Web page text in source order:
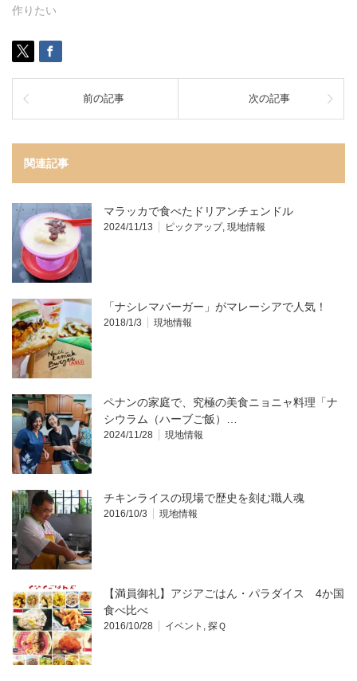
作りたい
前の記事 次の記事
関連記事
マラッカで食べたドリアンチェンドル
2024/11/13 ピックアップ, 現地情報
「ナシレマバーガー」がマレーシアで人気！
2018/1/3 現地情報
ペナンの家庭で、究極の美食ニョニャ料理「ナ
シウラム（ハーブご飯）…
2024/11/28 現地情報
チキンライスの現場で歴史を刻む職人魂
2016/10/3 現地情報
【満員御礼】アジアごはん・パラダイス 4か国
食べ比べ
2016/10/28 イベント 探Ｑ